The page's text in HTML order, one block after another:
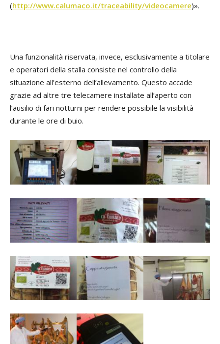
(http://www.calumaco.it/traceability/videocamere)».
Una funzionalità riservata, invece, esclusivamente a titolare
e operatori della stalla consiste nel controllo della
situazione all’esterno dell’allevamento. Questo accade
grazie ad altre tre telecamere installate all’aperto con
l’ausilio di fari notturni per rendere possibile la visibilità
durante le ore di buio.